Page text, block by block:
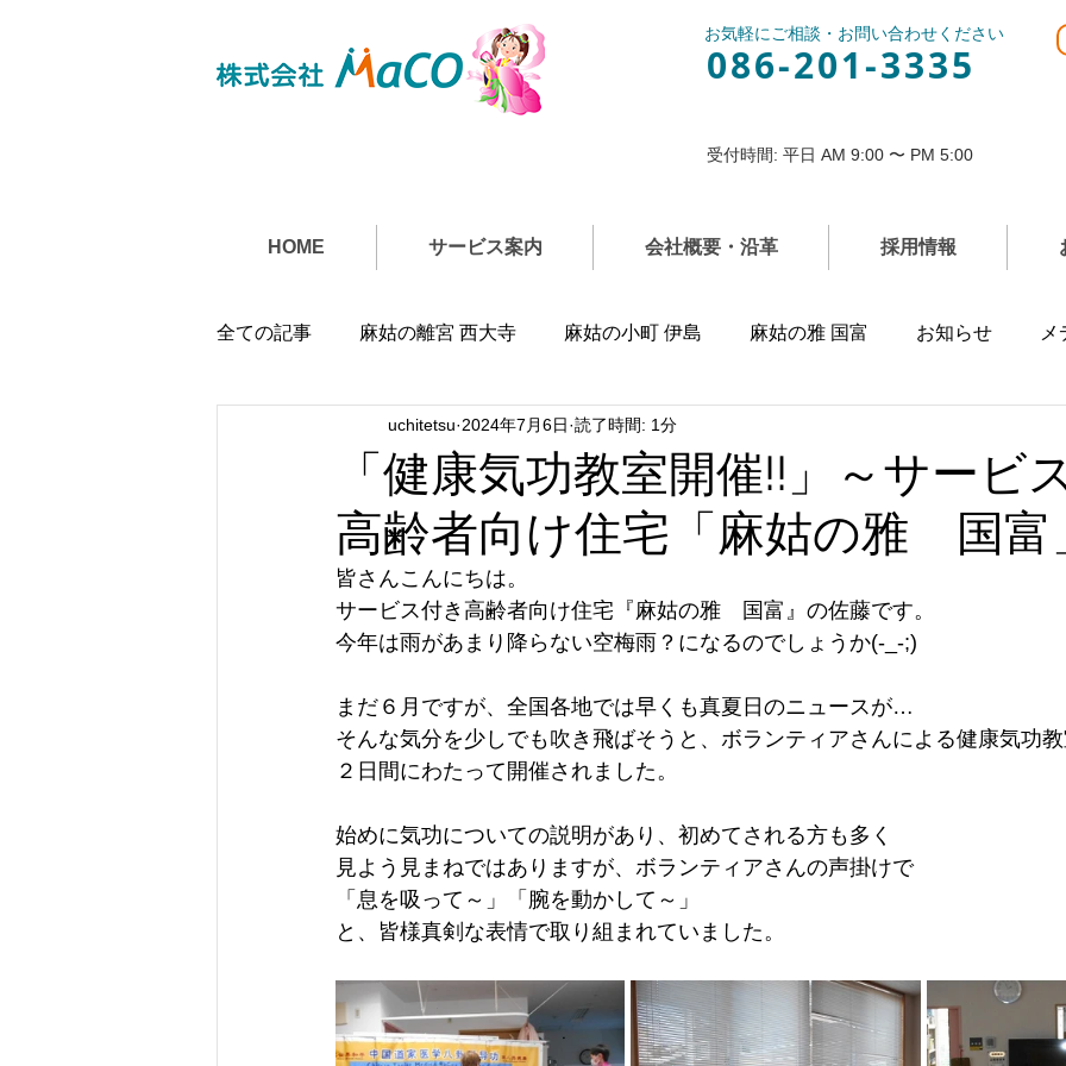
086-201-3335
お気軽にご相談・お問い合わせください
受付時間: 平日 AM 9:00 〜 PM 5:00
HOME サービス案内 会社概要・沿革 採用情報
全ての記事 麻姑の離宮 西大寺 麻姑の小町 伊島 麻姑の雅 国富 お知らせ
「健康気功教室開催!!」～サービ
高齢者向け住宅「麻姑の雅 国富
uchitetsu 2024年7月6日 読了時間: 1分
皆さんこんにちは。
サービス付き高齢者向け住宅『麻姑の雅　国富』の佐藤です。
今年は雨があまり降らない空梅雨？になるのでしょうか(-_-;)
まだ６月ですが、全国各地では早くも真夏日のニュースが…
そんな気分を少しでも吹き飛ばそうと、ボランティアさんによる健康気功
２日間にわたって開催されました。
始めに気功についての説明があり、初めてされる方も多く
見よう見まねではありますが、ボランティアさんの声掛けで
「息を吸って～」「腕を動かして～」
と、皆様真剣な表情で取り組まれていました。